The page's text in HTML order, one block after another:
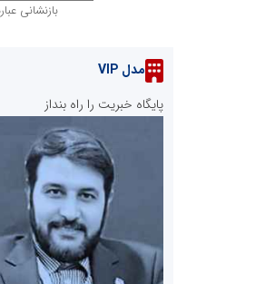
بازنشانی
مدل VIP
پایگاه خبریت را راه بنداز